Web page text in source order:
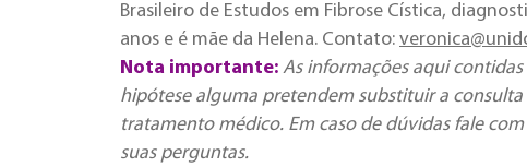
Brasileiro de Estudos em Fibrose Cística,
anos e é mãe da Helena. Contato:
Nota importante: As informações aqui
hipótese alguma pretendem substituir a consulta
tratamento médico. Em caso de dúvidas fale
suas perguntas.